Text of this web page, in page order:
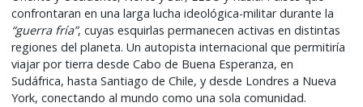
confrontaran en una larga lucha ideológica-militar durante la
“guerra fría”, cuyas esquirlas permanecen activas en distintas
regiones del planeta. Un autopista internacional que permitiría
viajar por tierra desde Cabo de Buena Esperanza, en
Sudáfrica, hasta Santiago de Chile, y desde Londres a Nueva
York, conectando al mundo como una sola comunidad.